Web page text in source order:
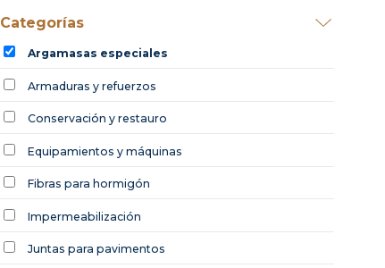
Categorías
Argamasas especiales
Armaduras y refuerzos
Conservación y restauro
Equipamientos y máquinas
Fibras para hormigón
Impermeabilización
Juntas para pavimentos